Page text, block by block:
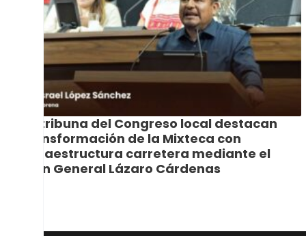
En tribuna del Congreso local destacan
transformación de la Mixteca con
infraestructura carretera mediante el
Plan General Lázaro Cárdenas